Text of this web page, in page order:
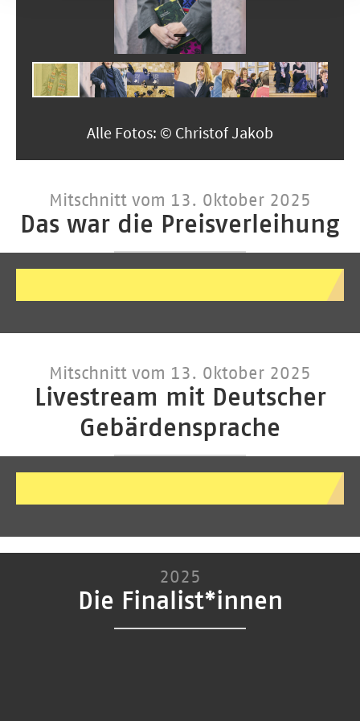
Alle Fotos: © Christof Jakob
Mitschnitt vom 13. Oktober 2025
Das war die Preisverleihung
Mitschnitt vom 13. Oktober 2025
Livestream mit Deutscher
Gebärdensprache
2025
Die Finalist*innen